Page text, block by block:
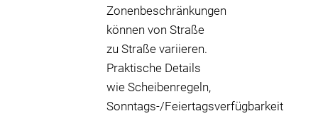
Zonenbeschränkungen
können von Straße
zu Straße variieren.
Praktische Details
wie Scheibenregeln,
Sonntags-/Feiertagsverfügbarkeit